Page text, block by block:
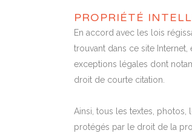
PROPRIÉTÉ
En accord avec les lois
trouvant dans ce site
exceptions légales dont
droit de courte citation.
Ainsi, tous les textes,
protégés par le droit de la